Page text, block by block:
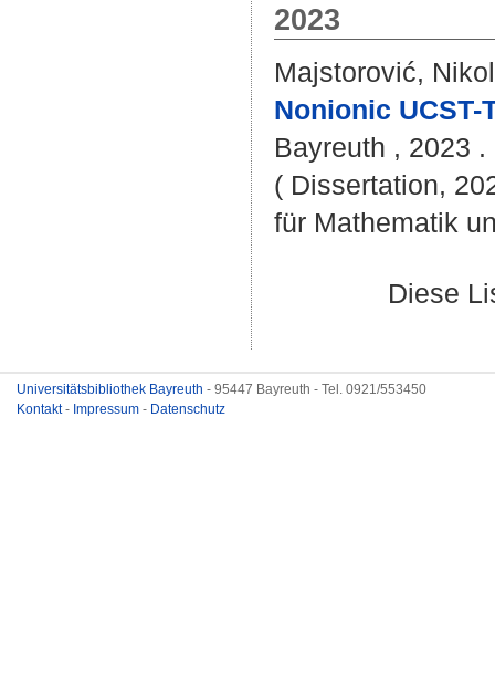
2023
Majstorović,
Nonionic UCST-
Bayreuth , 2023
( Dissertation,
für Mathematik
Diese
Universitätsbibliothek Bayreuth - 95447 Bayreuth - Tel. 0921/553450
Kontakt- Impressum - Datenschutz